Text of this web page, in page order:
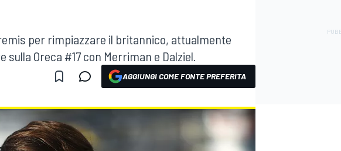
per rimpiazzare il britannico, attualmente
Oreca #17 con Merriman e Dalziel.
AGGIUNGI COME FONTE PREFERITA